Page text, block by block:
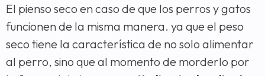
El pienso seco en caso de que los perros y gatos
funcionen de la misma manera. ya que el peso
seco tiene la característica de no solo alimentar
al perro, sino que al momento de morderlo por